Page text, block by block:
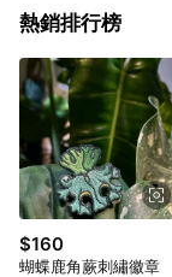
熱銷排行榜
$160
蝴蝶鹿角蕨刺繡徽章